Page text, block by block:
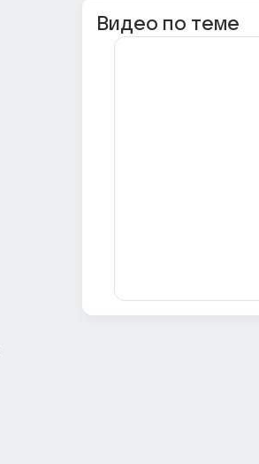
Видео по теме